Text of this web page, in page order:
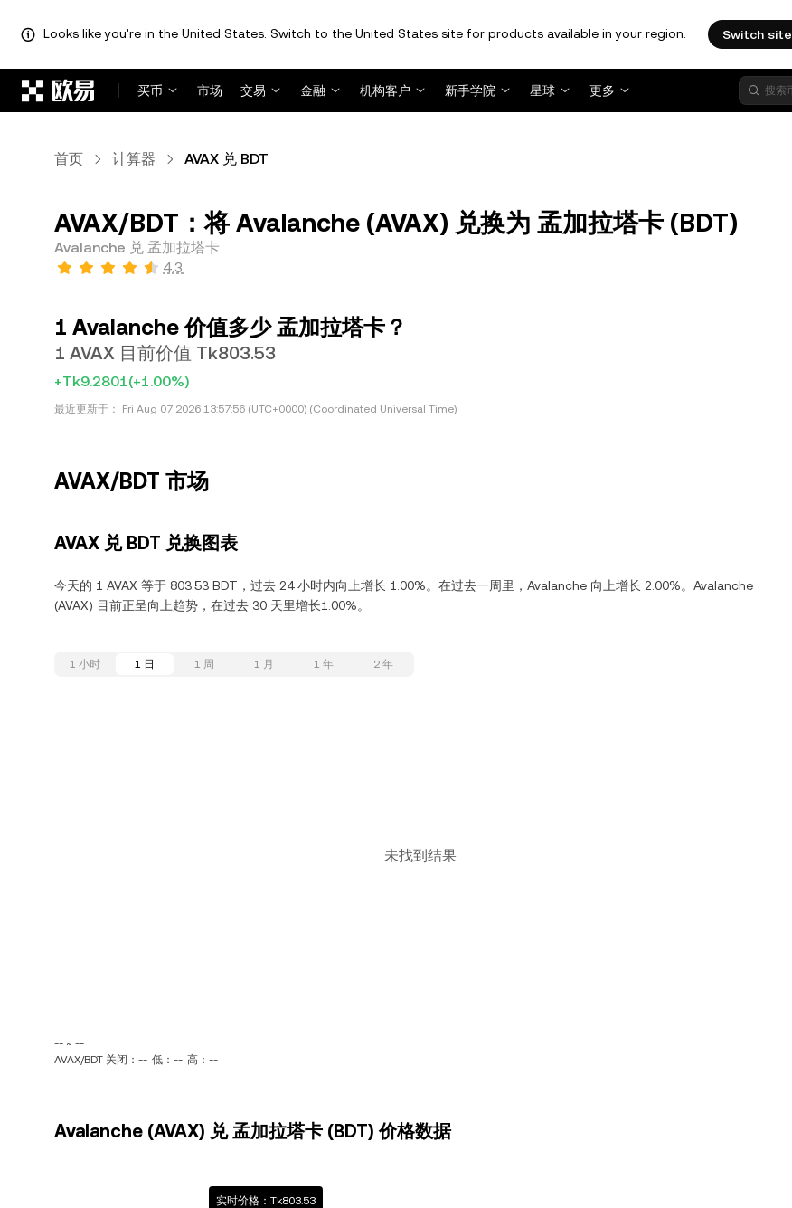
Looks like you're in the United States. Switch to the United States site for products available in your region. Switch site
买币
市场 交易 金融 机构客户 新手学院 星球 更多
首页 计算器 AVAX 兑 BDT
AVAX/BDT：将 Avalanche (AVAX) 兑换为 孟加拉塔卡 (BDT)
Avalanche 兑 孟加拉塔卡
4.3
1 Avalanche 价值多少 孟加拉塔卡？
1 AVAX 目前价值 Tk803.53
+Tk9.2801(+1.00%)
最近更新于： Fri Aug 07 2026 13:57:56 (UTC+0000) (Coordinated Universal Time)
AVAX/BDT 市场
AVAX 兑 BDT 兑换图表
今天的 1 AVAX 等于 803.53 BDT，过去 24 小时内向上增长 1.00%。在过去一周里，Avalanche 向上增长 2.00%。Avalanche
(AVAX) 目前正呈向上趋势，在过去 30 天里增长1.00%。
1 小时 1 日 1 周 1 月 1 年 2 年
未找到结果
-- ~ --
AVAX/BDT 关闭：-- 低：-- 高：--
Avalanche (AVAX) 兑 孟加拉塔卡 (BDT) 价格数据
实时价格：Tk803.53